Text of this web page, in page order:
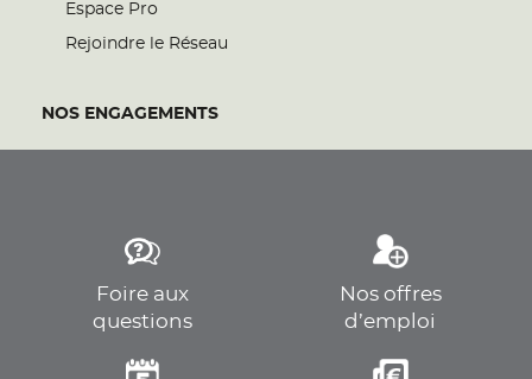
Espace Pro
Rejoindre le Réseau
NOS ENGAGEMENTS
Foire aux
questions
Nos offres
d’emploi